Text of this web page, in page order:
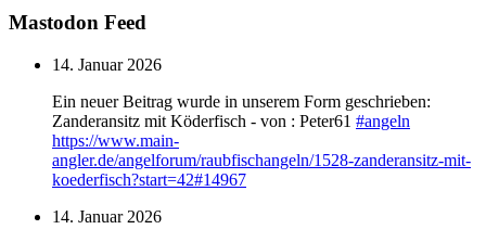
Mastodon Feed
14. Januar 2026
Ein neuer Beitrag wurde in unserem Form geschrieben:
Zanderansitz mit Köderfisch - von : Peter61 #angeln
https://www.main-
angler.de/angelforum/raubfischangeln/1528-zanderansitz-mit-
koederfisch?start=42#14967
14. Januar 2026